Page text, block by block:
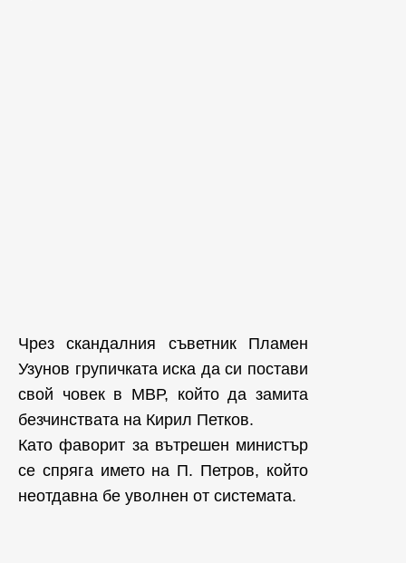
Чрез скандалния съветник Пламен
Узунов групичката иска да си постави
свой човек в МВР, който да замита
безчинствата на Кирил Петков.
Като фаворит за вътрешен министър
се спряга името на П. Петров, който
неотдавна бе уволнен от системата.